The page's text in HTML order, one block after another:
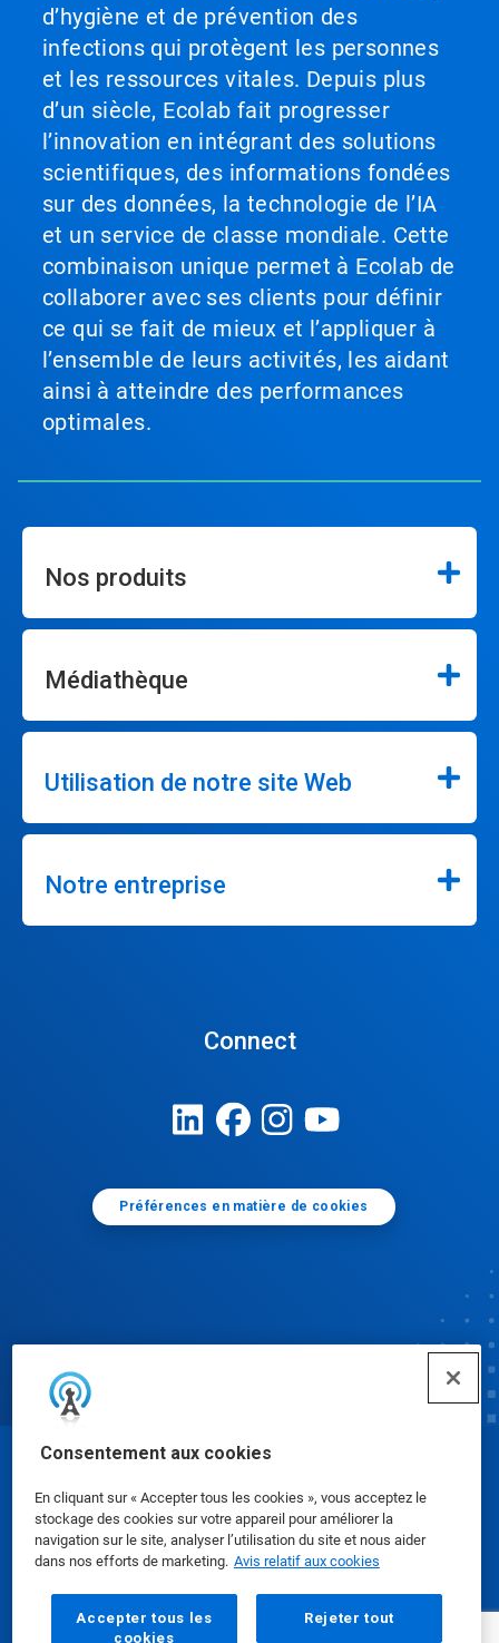
Consentement aux cookies
En cliquant sur « Accepter tous les cookies », vous acceptez le
stockage des cookies sur votre appareil pour améliorer la
navigation sur le site, analyser l’utilisation du site et nous aider
dans nos efforts de marketing. Avis relatif aux cookies
Accepter tous les
cookies
Rejeter tout
d’hygiène et de prévention des
infections qui protègent les personnes
et les ressources vitales. Depuis plus
d’un siècle, Ecolab fait progresser
l’innovation en intégrant des solutions
scientifiques, des informations fondées
sur des données, la technologie de l’IA
et un service de classe mondiale. Cette
combinaison unique permet à Ecolab de
collaborer avec ses clients pour définir
ce qui se fait de mieux et l’appliquer à
l’ensemble de leurs activités, les aidant
ainsi à atteindre des performances
optimales.
Nos produits
Médiathèque
Utilisation de notre site Web
Notre entreprise
Connect
Préférences en matière de cookies
Fiches signalétiques|Politique de confidentialité
Modalités d'utilisation